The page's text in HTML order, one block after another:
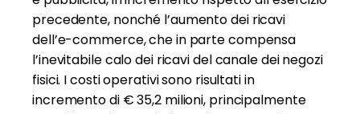
precedente, nonché l’aumento dei ricavi
dell’e-commerce, che in parte compensa
l’inevitabile calo dei ricavi del canale dei negozi
fisici. I costi operativi sono risultati in
incremento di € 35,2 milioni, principalmente